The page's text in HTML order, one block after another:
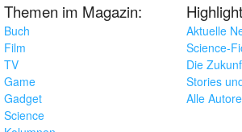
Themen im Magazin:
Buch
Film
TV
Game
Gadget
Science
Aktuelle
Science-
Die
Stories
Alle